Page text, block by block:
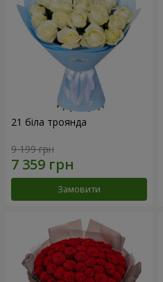
21 біла троянда
9 199 грн
Замовити